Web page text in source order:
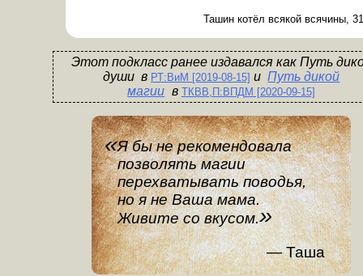
Ташин котёл всякой всячины, 31
Этот подкласс ранее издавалсякак Путь
души в РТ:ВиМ [2019-08-15]
Путь дикой
магии в ТКВВ,П:ВПДМ [2020-09-15]
Я бы не рекомендовала
позволять магии
перехватывать поводья,
но я не Ваша мама.
Живите со вкусом.
Таша